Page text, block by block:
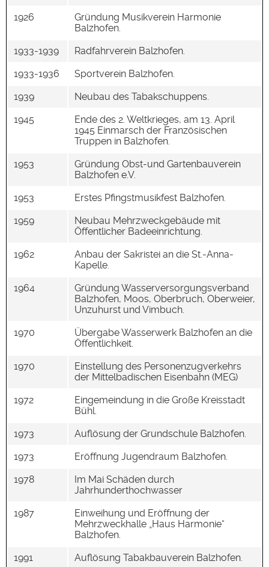
1926
Gründung Musikverein Harmonie
Balzhofen.
1933-1939
Radfahrverein Balzhofen.
1933-1936
Sportverein Balzhofen.
1939
Neubau des Tabakschuppens.
1945
Ende des 2. Weltkrieges, am 13. April
1945 Einmarsch der Französischen
Truppen in Balzhofen.
1953
Gründung Obst-und Gartenbauverein
Balzhofen e.V.
1953
Erstes Pfingstmusikfest Balzhofen.
1959
Neubau Mehrzweckgebäude mit
Öffentlicher Badeeinrichtung.
1962
Anbau der Sakristei an die St.-Anna-
Kapelle.
1964
Gründung Wasserversorgungsverband
Balzhofen, Moos, Oberbruch, Oberweier,
Unzuhurst und Vimbuch.
1970
Übergabe Wasserwerk Balzhofen an die
Öffentlichkeit.
1970
Einstellung des Personenzugverkehrs
der Mittelbadischen Eisenbahn (MEG)
1972
Eingemeindung in die Große Kreisstadt
Bühl.
1973
Auflösung der Grundschule Balzhofen.
1973
Eröffnung Jugendraum Balzhofen.
1978
Im Mai Schäden durch
Jahrhunderthochwasser
1987
Einweihung und Eröffnung der
Mehrzweckhalle „Haus Harmonie“
Balzhofen.
1991
Auflösung Tabakbauverein Balzhofen.